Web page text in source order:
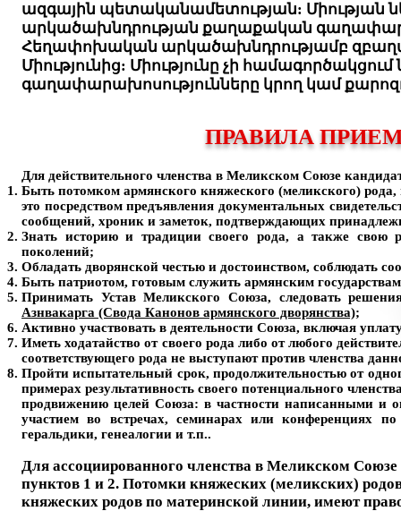
ազգային պետականամետության: Միության
արկածախնդրության քաղաքական
Հեղափոխական արկածախնդրությամբ
Միությունից: Միությունը չի
գաղափարախոսությունները կրող կամ
ПРАВИЛА
Для действительного членства в Меликском Союзе
Быть потомком армянского княжеского (меликского)
это посредством предъявления документальных
сообщений, хроник и заметок, подтверждающих
Знать историю и традиции своего рода, а также
поколений;
Обладать дворянской честью и достоинством, соблюдать
Быть патриотом, готовым служить армянским
Принимать Устав Меликского Союза, следовать
Азнвакарга (Свода Канонов армянского дворянства);
Активно участвовать в деятельности Союза, включая
Иметь ходатайство от своего рода либо от любого
соответствующего рода не выступают против членства
Пройти испытательный срок, продолжительностью от
примерах результативность своего потенциального
продвижению целей Союза: в частности написанными и
участием во встречах, семинарах или конференциях
геральдики, генеалогии и т.п..
Для ассоциированного членства в Меликском
пунктов 1 и 2. Потомки княжеских (меликских)
княжеских родов по материнской линии, имеют